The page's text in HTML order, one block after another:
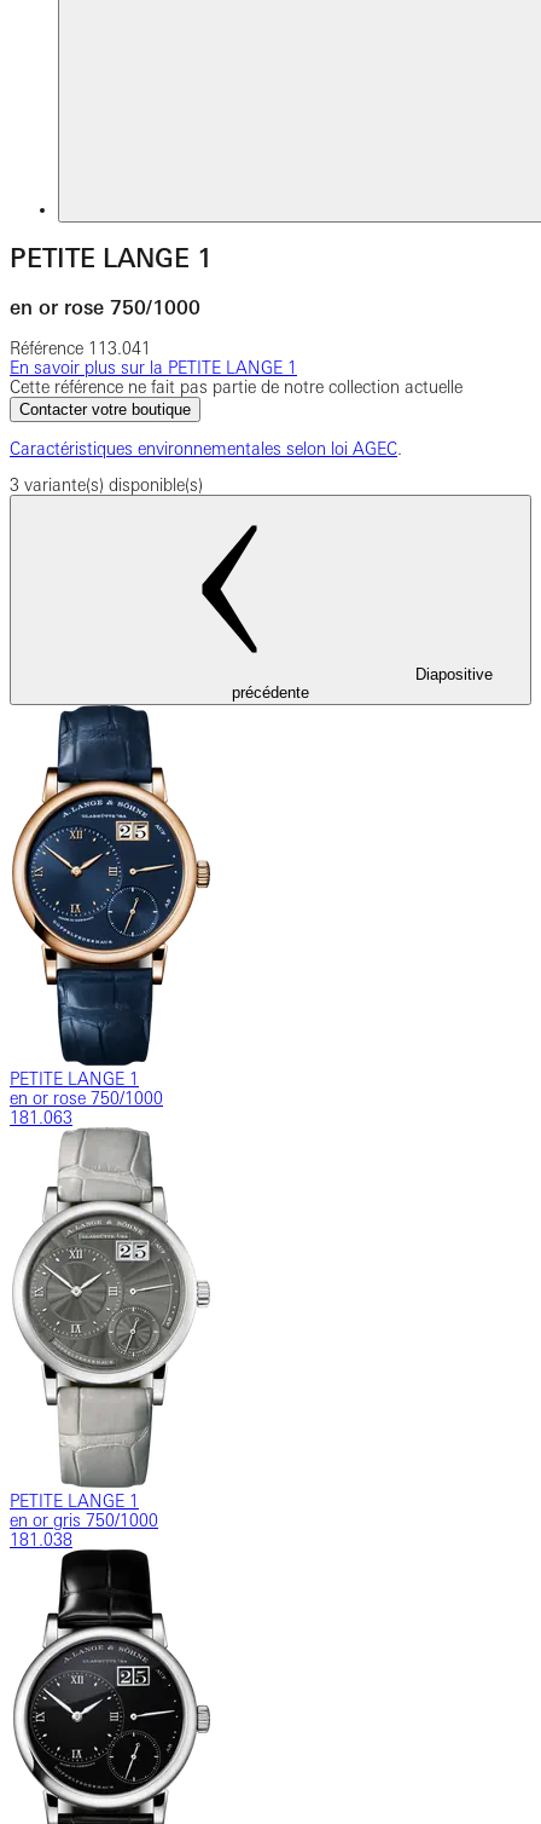
PETITE LANGE 1
en or rose 750/1000
Référence 113.041
En savoir plus sur la PETITE LANGE 1
Cette référence ne fait pas partie de notre collection actuelle
Contacter votre boutique
Caractéristiques environnementales selon loi AGEC.
3 variante(s) disponible(s)
Diapositive
précédente
PETITE LANGE 1
en or rose 750/1000
181.063
PETITE LANGE 1
en or gris 750/1000
181.038